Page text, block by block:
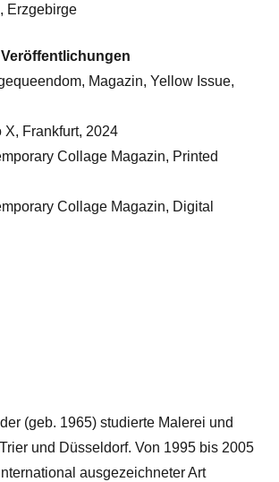
Erzgebirge
Magazin, Yellow Issue,
X, Frankfurt, 2024
Collage Magazin, Printed
Collage Magazin, Digital
(geb. 1965) studierte Malerei und
und Düsseldorf. Von 1995 bis 2005
ausgezeichneter Art